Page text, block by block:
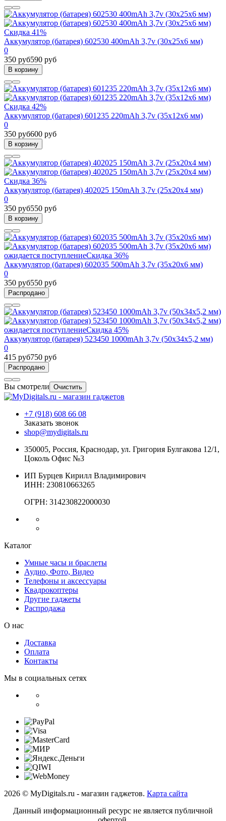
Скидка 41%
Аккумулятор (батарея) 602530 400mAh 3,7v (30х25х6 мм)
0
350 руб590 руб
В корзину
Скидка 42%
Аккумулятор (батарея) 601235 220mAh 3,7v (35х12х6 мм)
0
350 руб600 руб
В корзину
Скидка 36%
Аккумулятор (батарея) 402025 150mAh 3,7v (25х20х4 мм)
0
350 руб550 руб
В корзину
ожидается поступлениеСкидка 36%
Аккумулятор (батарея) 602035 500mAh 3,7v (35х20х6 мм)
0
350 руб550 руб
Распродано
ожидается поступлениеСкидка 45%
Аккумулятор (батарея) 523450 1000mAh 3,7v (50х34х5,2 мм)
0
415 руб750 руб
Распродано
Вы смотрели Очистить
+7 (918) 608 66 08
Заказать звонок
shop@mydigitals.ru
350005, Россия, Краснодар, ул. Григория Булгакова 12/1,
Цоколь Офис №3
ИП Бурцев Кирилл Владимирович
ИНН: 230810663265
ОГРН: 314230822000030
Каталог
Умные часы и браслеты
Аудио, Фото, Видео
Телефоны и аксессуары
Квадрокоптеры
Другие гаджеты
Распродажа
О нас
Доставка
Оплата
Контакты
Мы в социальных сетях
2026 © MyDigitals.ru - магазин гаджетов. Карта сайта
Данный информационный ресурс не является публичной